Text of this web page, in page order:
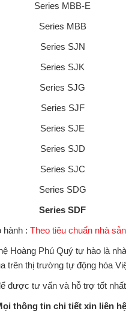
Series MBB-E
Series MBB
Series SJN
Series SJK
Series SJG
Series SJF
Series SJE
Series SJD
Series SJC
Series SDG
Series SDF
hành :Theo tiêu chuẩn nhà
Hoàng Phú Quý tự hào là
trên thị trường tự động hóa
được tư vấn và hỗ trợ tốt
thông tin chi tiết xin liên